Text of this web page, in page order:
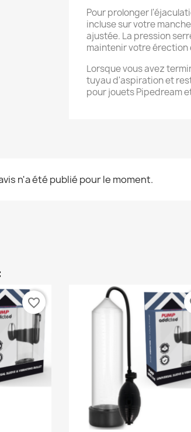
Pour prolonger
incluse sur votre
ajustée. La pression
maintenir votre érection
Lorsque vous avez
tuyau d'aspiration et
pour jouets Pipedream
n'a été publié pour le moment.
favorite_border